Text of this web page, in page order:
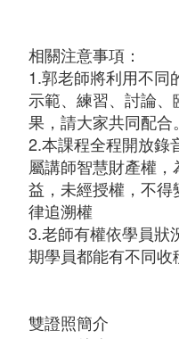
相關注意事項：
1.郭老師將利用不同
示範、練習、討論
果，請大家共同配合。
2.本課程全程開放錄
屬講師智慧財產權
益，未經授權，不
律追溯權
3.老師有權依學員狀
期學員都能有不同收
雙證照簡介